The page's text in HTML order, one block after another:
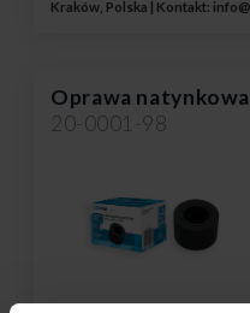
Kraków, Polska | Kontakt:
Oprawa
20-0001-98